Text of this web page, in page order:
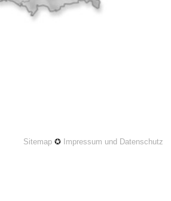
Sitemap ✪ Impressum und Datenschutz